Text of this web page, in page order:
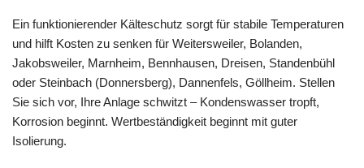
Ein funktionierender Kälteschutz sorgt für stabile Temperaturen
und hilft Kosten zu senken für Weitersweiler, Bolanden,
Jakobsweiler, Marnheim, Bennhausen, Dreisen, Standenbühl
oder Steinbach (Donnersberg), Dannenfels, Göllheim. Stellen
Sie sich vor, Ihre Anlage schwitzt – Kondenswasser tropft,
Korrosion beginnt. Wertbeständigkeit beginnt mit guter
Isolierung.